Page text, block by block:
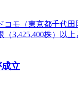
モ（東京都千代
（3,425,400株）
立